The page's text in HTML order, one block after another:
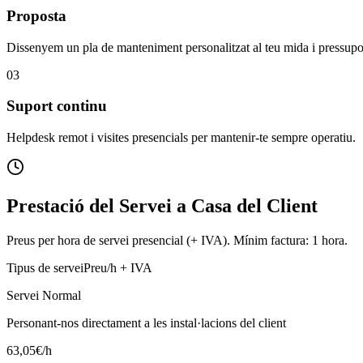
Proposta
Dissenyem un pla de manteniment personalitzat al teu mida i
03
Suport continu
Helpdesk remot i visites presencials per mantenir-te sempre operatiu.
Prestació del Servei a Casa del Client
Preus per hora de servei presencial (+ IVA). Mínim factura: 1 hora.
Tipus de serveiPreu/h + IVA
Servei Normal
Personant-nos directament a les instal·lacions del client
63,05€/h